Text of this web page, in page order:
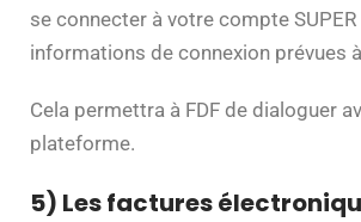
se connecter à votre compte
informations de connexion prévues
Cela permettra à FDF de dialoguer
plateforme.
5) Les factures